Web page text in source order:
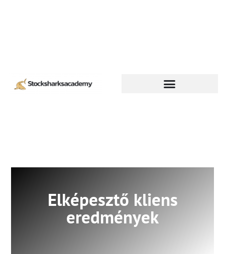
Elképesztő kliens
eredmények